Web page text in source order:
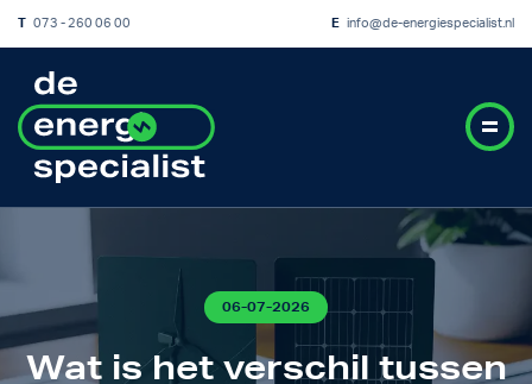
073 - 260 06 00 E info@de-energiespecialist.nl
06-07-2026
Wat is het verschil tussen